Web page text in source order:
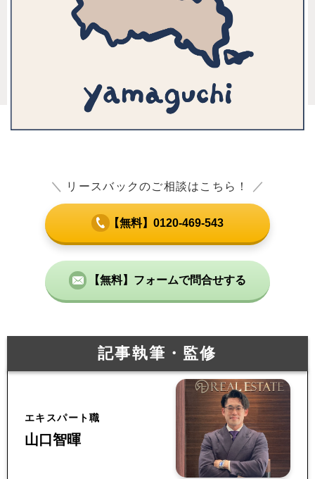
＼ リースバックのご相談はこちら！ ／
【無料】0120-469-543
【無料】フォームで問合せする
記事執筆・監修
エキスパート職
山口智暉